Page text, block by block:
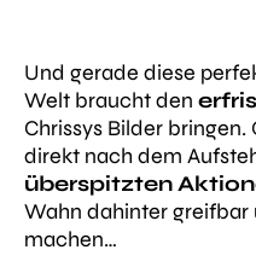
Und gerade diese
Welt braucht den
Chrissys Bilder
direkt nach dem
überspitzten
Wahn dahinter
machen…